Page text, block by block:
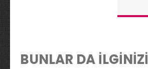
BUNLAR DA İLGİNİZİ